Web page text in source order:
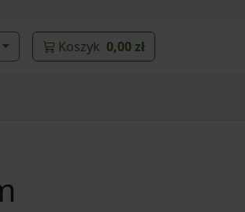
Koszyk 0,00 zł